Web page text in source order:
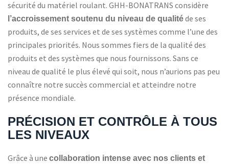
sécurité du matériel roulant. GHH-BONATRANS considère
l’accroissement soutenu du niveau de qualitéde ses
produits, de ses services et de ses systèmes comme l’une des
principales priorités. Nous sommes fiers de la qualité des
produits et des systèmes que nous fournissons. Sans ce
niveau de qualité le plus élevé qui soit, nous n’aurions pas peu
connaître notre succès commercial et atteindre notre
présence mondiale.
PRÉCISION ET CONTRÔLE À TOUS
LES NIVEAUX
Grâce à une collaboration intense avec nos clients et